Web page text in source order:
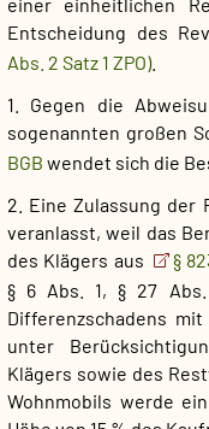
Entscheidung des
Abs. 2 Satz 1 ZPO).
1. Gegen die
sogenannten großen
BGB wendet sich die
2. Eine Zulassung der
veranlasst, weil das
des Klägers aus
§
§ 6 Abs. 1, § 27 Abs.
Differenzschadens
unter
Klägers sowie des
Wohnmobils werde